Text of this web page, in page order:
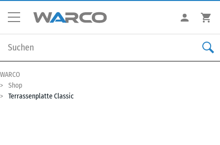
WARCO
Shop
Terrassenplatte Classic